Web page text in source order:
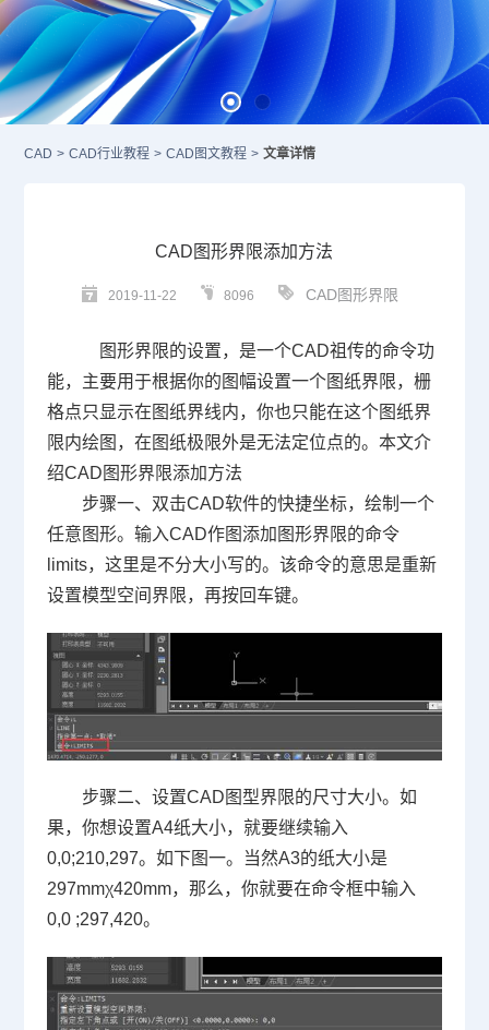
CAD > CAD行业教程 > CAD图文教程 > 文章详情
CAD图形界限添加方法
2019-11-22 8096 CAD图形界限
图形界限的设置，是一个CAD祖传的命令功
能，主要用于根据你的图幅设置一个图纸界限，栅
格点只显示在图纸界线内，你也只能在这个图纸界
限内绘图，在图纸极限外是无法定位点的。本文介
绍CAD图形界限添加方法
步骤一、双击CAD软件的快捷坐标，绘制一个
任意图形。输入CAD作图添加图形界限的命令
limits，这里是不分大小写的。该命令的意思是重新
设置模型空间界限，再按回车键。
步骤二、设置CAD 图型界限的尺寸大小。如
果，你想设置A4纸大小，就要继续输入
0,0;210,297。如下图一。当然A3的纸大小是
297mmχ420mm，那么，你就要在命令框中输入
0,0 ;297,420。